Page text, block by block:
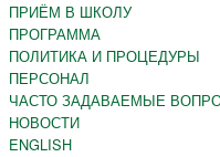
ПРИЁМ В ШКОЛУ
ПРОГРАММА
ПОЛИТИКА И ПРОЦЕДУРЫ
ПЕРСОНАЛ
ЧАСТО ЗАДАВАЕМЫЕ
НОВОСТИ
ENGLISH